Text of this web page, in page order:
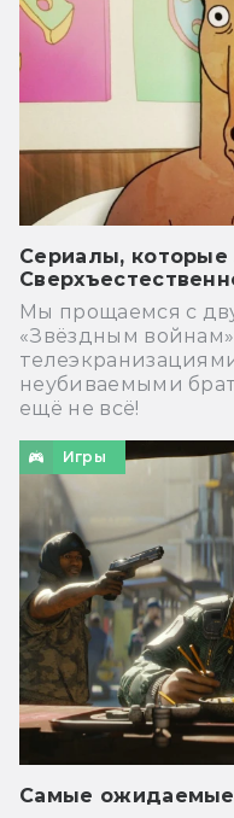
Сериалы, которые
Мы прощаемся с
«Звёздным
неубиваемыми
ещё не всё!
Игры
Самые ожидаемые